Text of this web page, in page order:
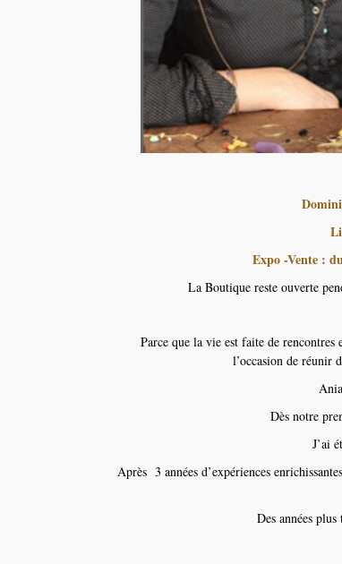
Expo -Vente :
La Boutique reste ouverte
Parce que la vie est faite de rencontres
l’occasion de réunir
Dès notre
J’ai
Après 3 années d’expériences
Des années